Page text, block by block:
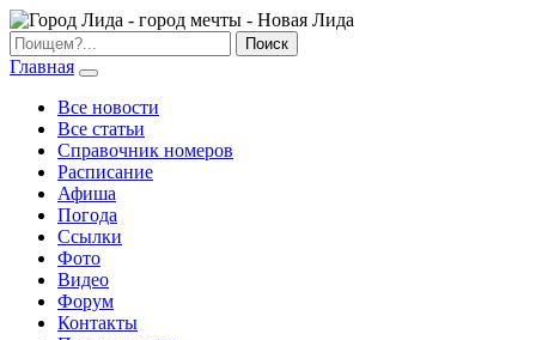
Главная
Все новости
Все статьи
Справочник номеров
Расписание
Афиша
Погода
Ссылки
Фото
Видео
Форум
Контакты